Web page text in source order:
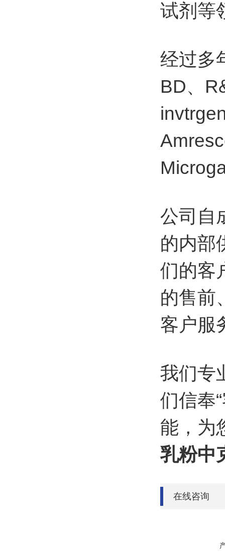
试剂等
经过多
BD、
公司自
的内部
们的客
的售前
客户服
我们专
们信奉
能，为
乳粉中
在线咨询